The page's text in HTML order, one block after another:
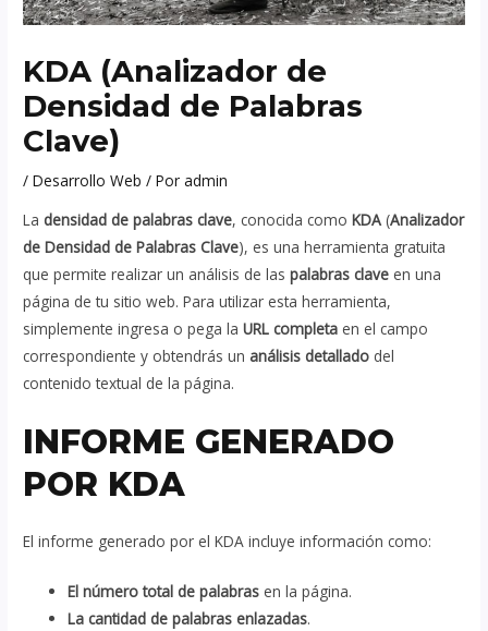
KDA (Analizador de
Densidad de Palabras
Clave)
/Desarrollo Web / Poradmin
La densidad de palabras clave, conocida comoKDA (Analizador
de Densidad de Palabras Clave), es una herramienta gratuita
que permite realizar un análisis de laspalabras clave en una
página de tu sitio web. Para utilizar esta herramienta,
simplemente ingresa o pega laURL completa en el campo
correspondiente y obtendrás un análisis detallado del
contenido textual de la página.
INFORME GENERADO
POR KDA
El informe generado por el KDA incluye información como:
El número total de palabras en la página.
La cantidad de palabras enlazadas.